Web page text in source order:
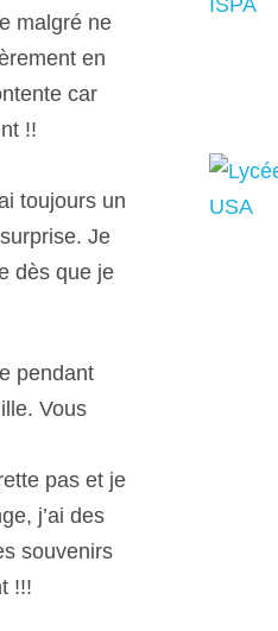
malgré ne
en
car
!!
toujours un
Je
dès que je
pendant
Vous
pas et je
j’ai des
souvenirs
!!!